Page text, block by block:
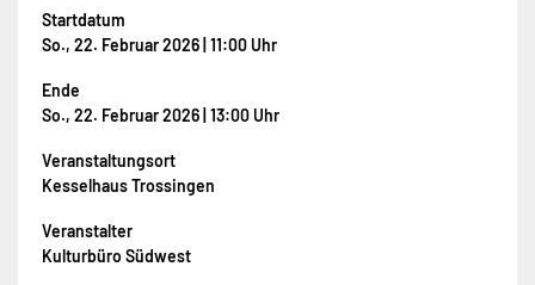
Startdatum
So., 22. Februar 2026 | 11:00 Uhr
Ende
So., 22. Februar 2026 | 13:00 Uhr
Veranstaltungsort
Kesselhaus Trossingen
Veranstalter
Kulturbüro Südwest